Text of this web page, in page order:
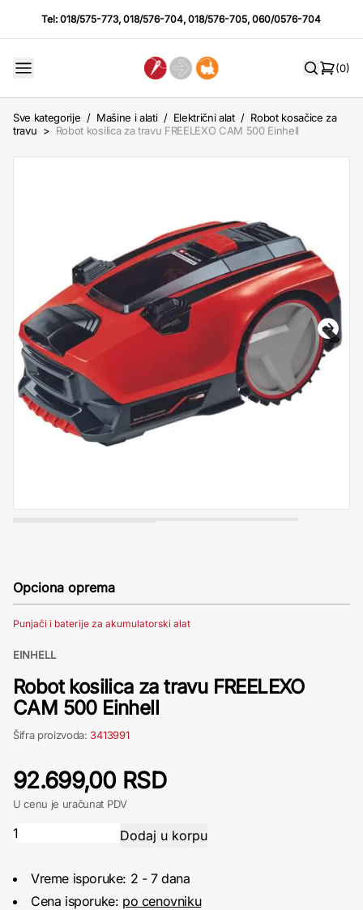
Tel:018/575-773,018/576-704,018/576-705,060/0576-704
(0)
Sve kategorije / Mašine i alati / Električni alat / Robot kosačice za
travu > Robot kosilica za travu FREELEXO CAM 500 Einhell
Opciona oprema
Punjači i baterije za akumulatorski alat
EINHELL
Robot kosilica za travu FREELEXO
CAM 500 Einhell
Šifra proizvoda: 3413991
92.699,00 RSD
U cenu je uračunat PDV
Vreme isporuke: 2 - 7 dana
Cena isporuke: po cenovniku